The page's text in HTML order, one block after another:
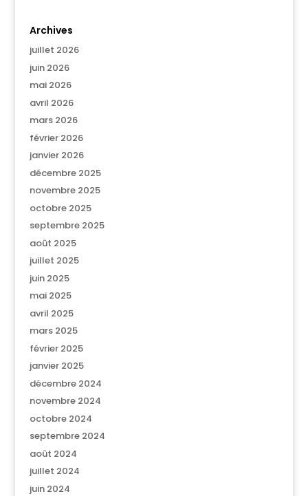
Archives
juillet 2026
juin 2026
mai 2026
avril 2026
mars 2026
février 2026
janvier 2026
décembre 2025
novembre 2025
octobre 2025
septembre 2025
août 2025
juillet 2025
juin 2025
mai 2025
avril 2025
mars 2025
février 2025
janvier 2025
décembre 2024
novembre 2024
octobre 2024
septembre 2024
août 2024
juillet 2024
juin 2024